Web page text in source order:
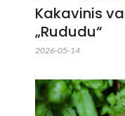
Kakavinis
„Rududu“
2026-05-14